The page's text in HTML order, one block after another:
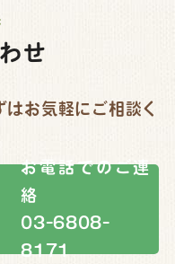
せ
お気軽にご相談く
お電話でのご連
絡
03-6808-
8171